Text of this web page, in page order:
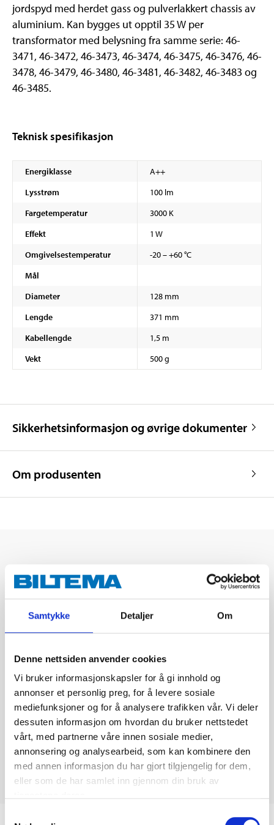
Samtykke Detaljer Om
Denne nettsiden anvender cookies
Vi bruker informasjonskapsler for å gi innhold og
annonser et personlig preg, for å levere sosiale
mediefunksjoner og for å analysere trafikken vår. Vi deler
dessuten informasjon om hvordan du bruker nettstedet
vårt, med partnerne våre innen sosiale medier,
annonsering og analysearbeid, som kan kombinere den
med annen informasjon du har gjort tilgjengelig for dem,
eller som de har samlet inn gjennom din bruk av
jordspyd med herdet gass og pulverlakkert chassis av
aluminium. Kan bygges ut opptil 35 W per
transformator med belysning fra samme serie: 46-
3471, 46-3472, 46-3473, 46-3474, 46-3475, 46-3476, 46-
3478, 46-3479, 46-3480, 46-3481, 46-3482, 46-3483 og
46-3485.
Teknisk spesifikasjon
Energiklasse
A++
Lysstrøm
100 lm
Fargetemperatur
3000 K
Effekt
1 W
Omgivelsestemperatur
-20 – +60 °C
Mål
Diameter
128 mm
Lengde
371 mm
Kabellengde
1,5 m
Vekt
500 g
Sikkerhetsinformasjon og øvrige dokumenter
Om produsenten